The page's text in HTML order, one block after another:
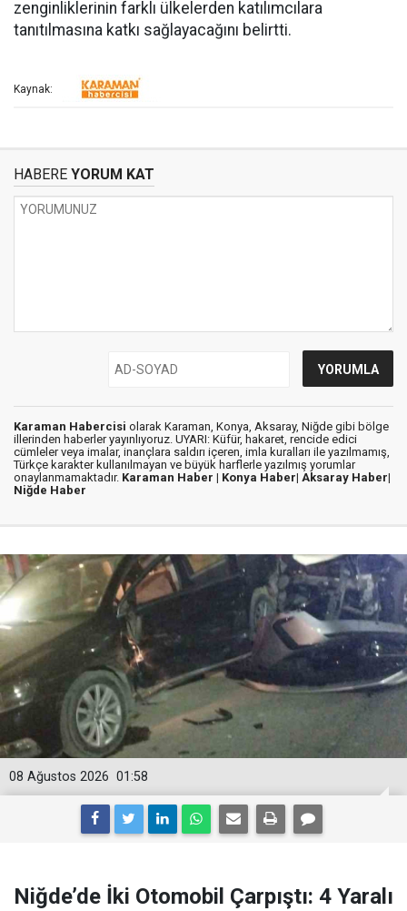
zenginliklerinin farklı ülkelerden katılımcılara
tanıtılmasına katkı sağlayacağını belirtti.
Kaynak:
HABERE YORUM KAT
Karaman Habercisi olarak Karaman, Konya, Aksaray, Niğde gibi bölge
illerinden haberler yayınlıyoruz. UYARI: Küfür, hakaret, rencide edici
cümleler veya imalar, inançlara saldırı içeren, imla kuralları ile yazılmamış,
Türkçe karakter kullanılmayan ve büyük harflerle yazılmış yorumlar
onaylanmamaktadır. Karaman Haber | Konya Haber| Aksaray Haber|
Niğde Haber
01:58
08 Ağustos 2026
Niğde’de İki Otomobil Çarpıştı: 4 Yaralı